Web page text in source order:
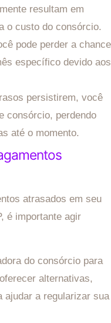
resultam em
o custo do consórcio.
pode perder a chance
específico devido aos
persistirem, você
consórcio, perdendo
até o momento.
atrasados em seu
é importante agir
do consórcio para
alternativas,
ajudar a regularizar sua